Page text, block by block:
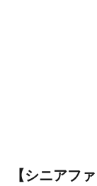
【シニアフ